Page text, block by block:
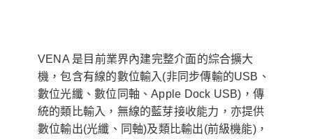
VENA 是目前業界內建完整介面的綜合擴大
機，包含有線的數位輸入(非同步傳輸的USB、
數位光纖、數位同軸、Apple Dock USB)，傳
統的類比輸入，無線的藍芽接收能力，亦提供
數位輸出(光纖、同軸)及類比輸出(前級機能)，